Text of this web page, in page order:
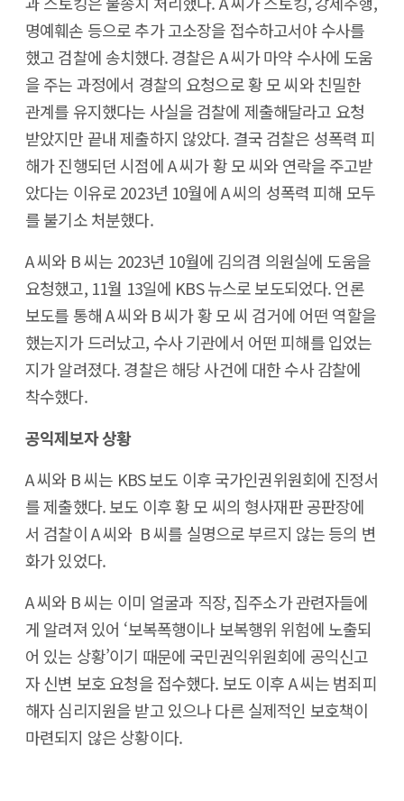
명예훼손 등으로 추가 고소장을 접수하고서야 수사를
했고 검찰에 송치했다. 경찰은 A 씨가 마약 수사에 도움
을 주는 과정에서 경찰의 요청으로 황 모 씨와 친밀한
관계를 유지했다는 사실을 검찰에 제출해달라고 요청
받았지만 끝내 제출하지 않았다. 결국 검찰은 성폭력 피
해가 진행되던 시점에 A 씨가 황 모 씨와 연락을 주고받
았다는 이유로 2023년 10월에 A 씨의 성폭력 피해 모두
를 불기소 처분했다.
A 씨와 B 씨는 2023년 10월에 김의겸 의원실에 도움을
요청했고, 11월 13일에 KBS 뉴스로 보도되었다. 언론
보도를 통해 A 씨와 B 씨가 황 모 씨 검거에 어떤 역할을
했는지가 드러났고, 수사 기관에서 어떤 피해를 입었는
지가 알려졌다. 경찰은 해당 사건에 대한 수사 감찰에
착수했다.
공익제보자 상황
A 씨와 B 씨는 KBS 보도 이후 국가인권위원회에 진정서
를 제출했다. 보도 이후 황 모 씨의 형사재판 공판장에
서 검찰이 A 씨와 B 씨를 실명으로 부르지 않는 등의 변
화가 있었다.
A 씨와 B 씨는 이미 얼굴과 직장, 집주소가 관련자들에
게 알려져 있어 ‘보복폭행이나 보복행위 위험에 노출되
어 있는 상황’이기 때문에 국민권익위원회에 공익신고
자 신변 보호 요청을 접수했다. 보도 이후 A 씨는 범죄피
해자 심리지원을 받고 있으나 다른 실제적인 보호책이
마련되지 않은 상황이다.